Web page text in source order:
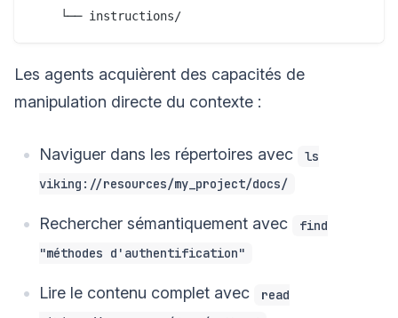
Les agents acquièrent des capacités de
manipulation directe du contexte :
Naviguer dans les répertoires avec
ls
viking://resources/my_project/docs/
Rechercher sémantiquement avec
find
"méthodes d'authentification"
Lire le contenu complet avec
read